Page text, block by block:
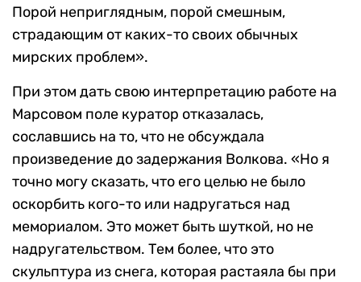
Порой неприглядным, порой смешным,
страдающим от каких-то своих обычных
мирских проблем».
При этом дать свою интерпретацию работе на
Марсовом поле куратор отказалась,
сославшись на то, что не обсуждала
произведение до задержания Волкова. «Но я
точно могу сказать, что его целью не было
оскорбить кого-то или надругаться над
мемориалом. Это может быть шуткой, но не
надругательством. Тем более, что это
скульптура из снега, которая растаяла бы при